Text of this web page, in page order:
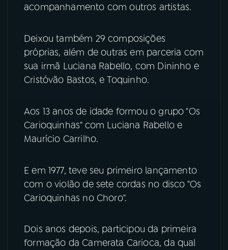
acompanhamento com outros artistas.
Deixou também 29 composições
próprias, além de outras em parceria com
sua irmã Luciana Rabello, com Dininho e
Cristóvão Bastos, e Toquinho.
Aos 13 anos de idade formou o grupo "Os
Carioquinhas" com Luciana Rabello e
Maurício Carrilho.
E em 1977, teve seu primeiro lançamento
com o violão de sete cordas no disco "Os
Carioquinhas no Choro".
Dois anos depois, participou da primeira
formação da Camerata Carioca, da qual